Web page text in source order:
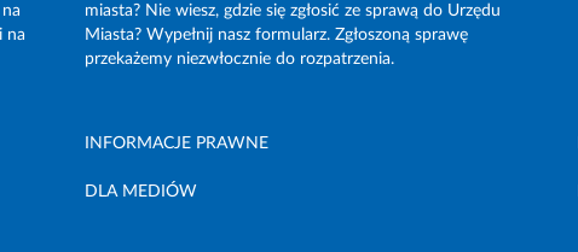
na
miasta? Nie wiesz, gdzie się zgłosić ze sprawą do Urzędu
Miasta? Wypełnij nasz formularz. Zgłoszoną sprawę
przekażemy niezwłocznie do rozpatrzenia.
INFORMACJE PRAWNE
DLA MEDIÓW